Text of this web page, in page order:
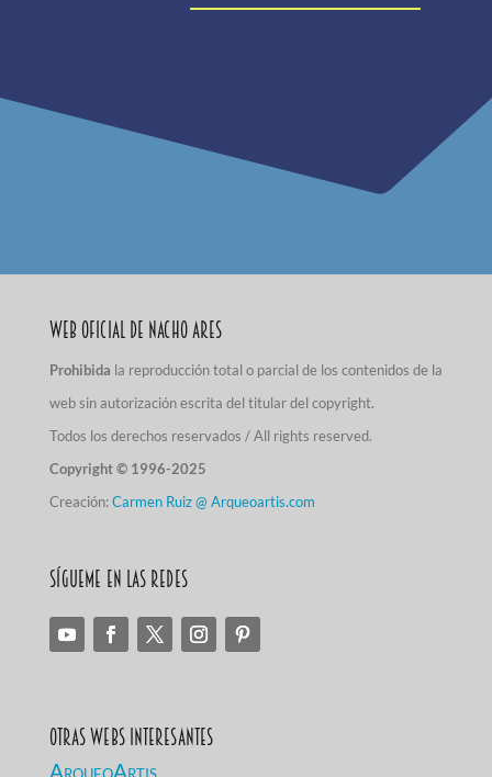
Web Oficial de Nacho Ares
Prohibida la reproducción total o parcial de los contenidos de la
web sin autorización escrita del titular del copyright.
Todos los derechos reservados / All rights reserved.
Copyright © 1996-2025
Creación:Carmen Ruiz @ Arqueoartis.com
Sígueme en las redes
Otras Webs Interesantes
ArqueoArtis